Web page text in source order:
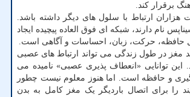
برقرار کند.
ارتباط با سلول های دیگر داشته باشد.
نام دارند، شبکه ای فوق العاده پیچیده ایجاد
حافظه، حرکت، زبان، احساسات و آگاهی است.
مغز در طول زندگی می تواند ارتباط های عصبی
این توانایی «انعطاف پذیری عصبی» نامیده می
و حافظه است. اما هنوز معلوم نیست چطور
را برای اتصال باردیگر یک مغز کامل به بدن